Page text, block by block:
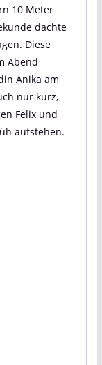
10 Meter
dachte
Diese
Abend
Anika am
nur kurz,
Felix und
aufstehen.